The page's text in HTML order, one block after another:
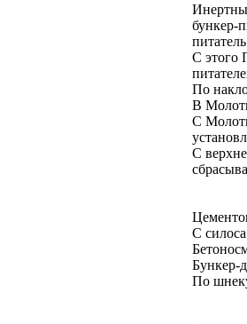
бункер-
С этого
По
В
С
С
С
Бункер-
По